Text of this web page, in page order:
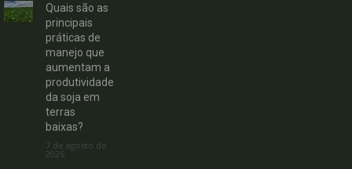
Quais são as
principais
práticas de
manejo que
aumentam a
produtividade
da soja em
terras
baixas?
7 de agosto de
2026